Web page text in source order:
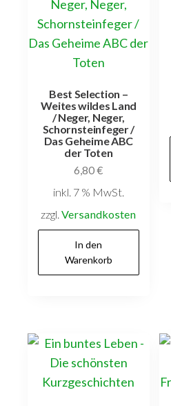
Best Selection –
Weites wildes Land
/ Neger, Neger,
Schornsteinfeger /
Das Geheime ABC
der Toten
6,80€
inkl. 7 % MwSt.
zzgl.Versandkosten
In den
Warenkorb